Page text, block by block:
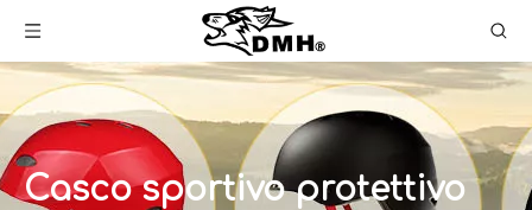
Casco sportivo protettivo